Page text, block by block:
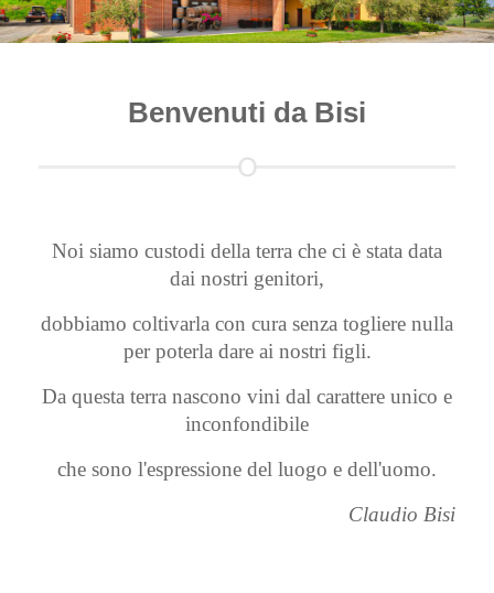
Benvenuti da Bisi
Noi siamo custodi della terra che ci è stata data
dai nostri genitori,
dobbiamo coltivarla con cura senza togliere nulla
per poterla dare ai nostri figli.
Da questa terra nascono vini dal carattere unico e
inconfondibile
che sono l'espressione del luogo e dell'uomo.
Claudio Bisi